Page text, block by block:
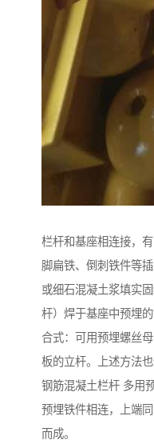
栏杆和基座相连接，
脚扁铁、倒刺铁件等
或细石混凝土浆填实
杆）焊于基座中预埋
合式：可用预埋螺丝
板的立杆。上述方法
钢筋混凝土栏杆 多用
预埋铁件相连，上端
而成。